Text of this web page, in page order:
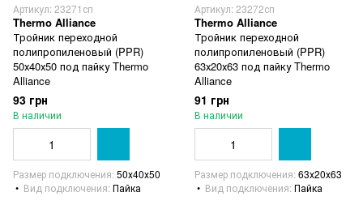
Артикул: 23271сп
Thermo Alliance
Тройник переходной
полипропиленовый (PPR)
50х40х50 под пайку Thermo
Alliance
93 грн
В наличии
Размер подключения 50х40х50
Вид подключения Пайка
Артикул: 23272сп
Thermo Alliance
Тройник переходной
полипропиленовый (PPR)
63х20х63 под пайку Thermo
Alliance
91 грн
В наличии
Размер подключения 63х20х63
Вид подключения Пайка